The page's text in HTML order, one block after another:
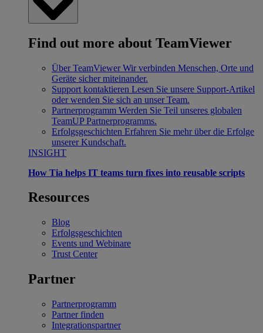
Find out more about TeamViewer
Über TeamViewer Wir verbinden Menschen, Orte und
Geräte sicher miteinander.
Support kontaktieren Lesen Sie unsere Support-Artikel
oder wenden Sie sich an unser Team.
Partnerprogramm Werden Sie Teil unseres globalen
TeamUP Partnerprogramms.
Erfolgsgeschichten Erfahren Sie mehr über die Erfolge
unserer Kundschaft.
INSIGHT
How Tia helps IT teams turn fixes into reusable scripts
Resources
Blog
Erfolgsgeschichten
Events und Webinare
Trust Center
Partner
Partnerprogramm
Partner finden
Integrationspartner